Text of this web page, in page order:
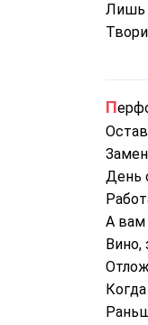
Лишь
День
А вам
Вино,